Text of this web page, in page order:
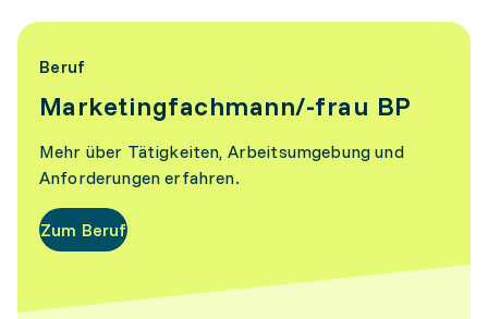
Beruf
Marketingfachmann/-frau BP
Mehr über Tätigkeiten, Arbeitsumgebung und
Anforderungen erfahren.
Zum Beruf